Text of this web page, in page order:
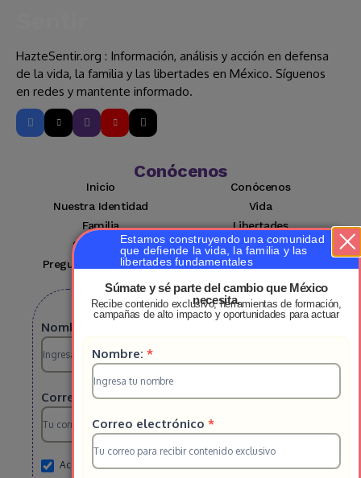
HazteSentir.org : Información, análisis y acción en defensa
de la vida, la familia y las libertades en México. Síguenos
en redes y mantente informado.
Conócenos
Inicio
Conócenos
Nuestra Identidad
Vida
Familia
Libertades
Suscríbete
Mi cuenta
Preguntas Frecuentes
Contacto
Suscribete a nuestro boletin
Suscripcion
HS
2025
Nombre:
Correo electrónico*
Acepto el aviso de privacidad
Estamos construyendo una comunidad
que defiende la vida, la familia y las
libertades fundamentales
Súmate y sé parte del cambio que México
necesita.
Recibe contenido exclusivo, herramientas de formación,
campañas de alto impacto y oportunidades para actuar
Suscripcion
HS
2025
Nombre: *
Correo electrónico *